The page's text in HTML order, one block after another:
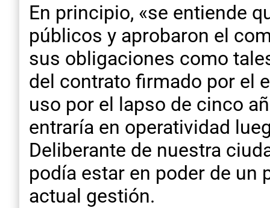
En principio, «se entiende
públicos y aprobaron el
sus obligaciones como
del contrato firmado por el
uso por el lapso de cinco
entraría en operatividad
Deliberante de nuestra
podía estar en poder de un
actual gestión.